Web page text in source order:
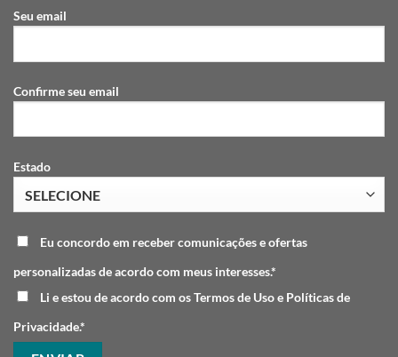
Seu email
Confirme seu email
Estado
Eu concordo em receber comunicações e ofertas
personalizadas de acordo com meus interesses.*
Li e estou de acordo com os Termos de Uso e Políticas de
Privacidade.*